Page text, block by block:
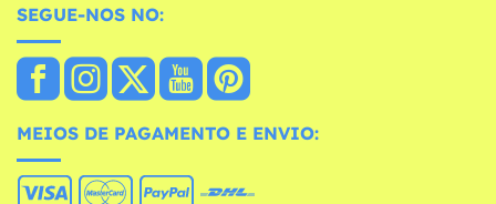
SEGUE-NOS NO:
MEIOS DE PAGAMENTO E ENVIO: